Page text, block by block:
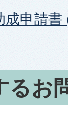
申請書
るお